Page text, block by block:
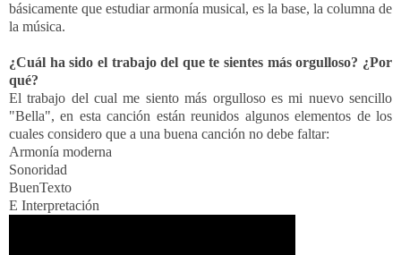
básicamente que estudiar armonía musical, es la base, la columna de
la música.
¿Cuál ha sido el trabajo del que te sientes más orgulloso? ¿Por
qué?
El trabajo del cual me siento más orgulloso es mi nuevo sencillo
"Bella", en esta canción están reunidos algunos elementos de los
cuales considero que a una buena canción no debe faltar:
Armonía moderna
Sonoridad
BuenTexto
E Interpretación